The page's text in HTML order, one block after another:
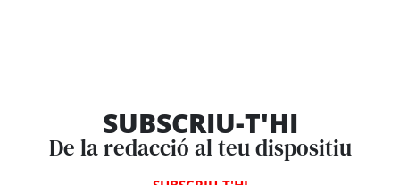
SUBSCRIU-T'HI
De la redacció al teu dispositiu